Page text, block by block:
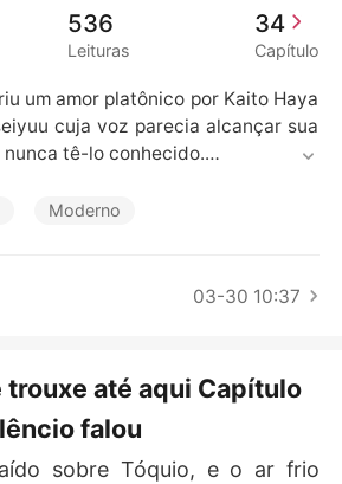
536
Leituras
34
Capítulo
um amor platônico por Kaito Haya
cuja voz parecia alcançar sua
nunca tê-lo conhecido.
seus caminhos se cruzam.
Moderno
03-30 10:37
trouxe até aqui Capítulo
falou
sobre Tóquio, e o ar frio